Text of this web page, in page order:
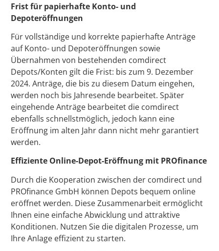
Frist für papierhafte Konto- und
Depoteröffnungen
Für vollständige und korrekte papierhafte Anträge
auf Konto- und Depoteröffnungen sowie
Übernahmen von bestehenden comdirect
Depots/Konten gilt die Frist: bis zum 9. Dezember
2024. Anträge, die bis zu diesem Datum eingehen,
werden noch bis Jahresende bearbeitet. Später
eingehende Anträge bearbeitet die comdirect
ebenfalls schnellstmöglich, jedoch kann eine
Eröffnung im alten Jahr dann nicht mehr garantiert
werden.
Effiziente Online-Depot-Eröffnung mit PROfinance
Durch die Kooperation zwischen der comdirect und
PROfinance GmbH können Depots bequem online
eröffnet werden. Diese Zusammenarbeit ermöglicht
Ihnen eine einfache Abwicklung und attraktive
Konditionen. Nutzen Sie die digitalen Prozesse, um
Ihre Anlage effizient zu starten.